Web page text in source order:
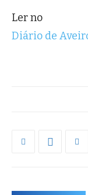
Ler no
Diário de